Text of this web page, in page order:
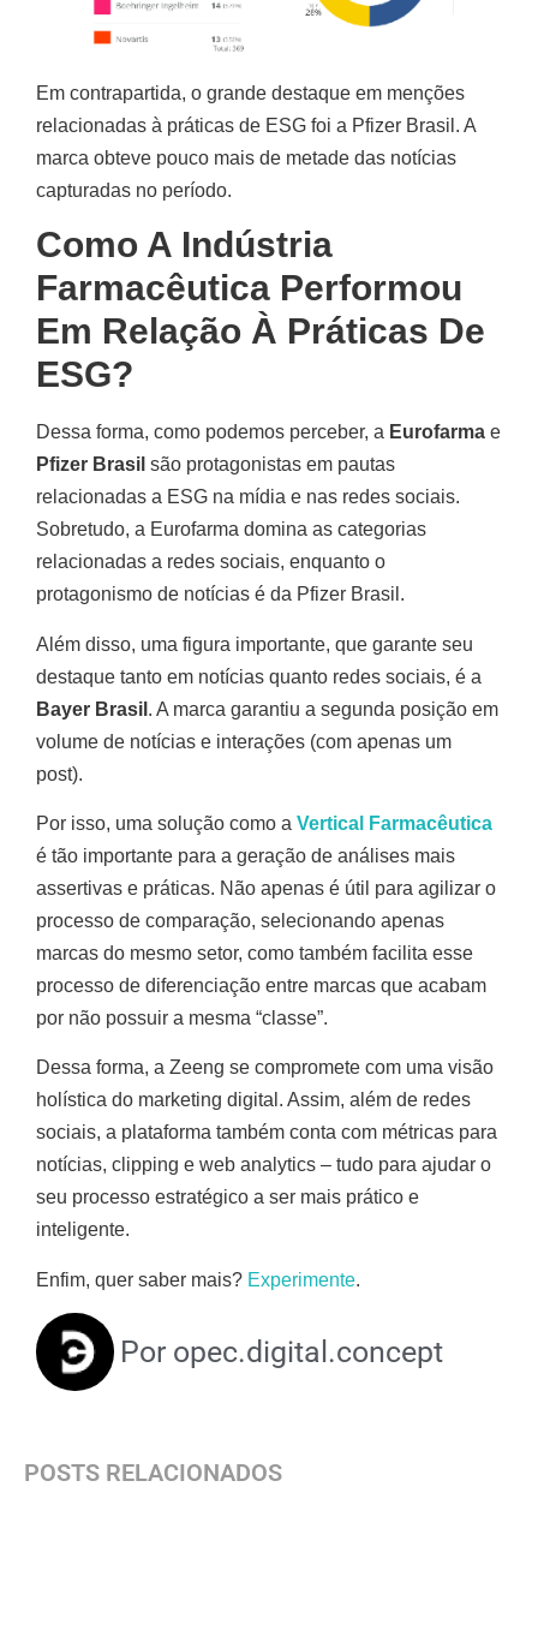
Em contrapartida, o grande destaque em menções
relacionadas à práticas de ESG foi a Pfizer Brasil. A
marca obteve pouco mais de metade das notícias
capturadas no período.
Como A Indústria
Farmacêutica Performou
Em Relação À Práticas De
ESG?
Dessa forma, como podemos perceber, a Eurofarma e
Pfizer Brasil são protagonistas em pautas
relacionadas a ESG na mídia e nas redes sociais.
Sobretudo, a Eurofarma domina as categorias
relacionadas a redes sociais, enquanto o
protagonismo de notícias é da Pfizer Brasil.
Além disso, uma figura importante, que garante seu
destaque tanto em notícias quanto redes sociais, é a
Bayer Brasil . A marca garantiu a segunda posição em
volume de notícias e interações (com apenas um
post).
Por isso, uma solução como a Vertical Farmacêutica
é tão importante para a geração de análises mais
assertivas e práticas. Não apenas é útil para agilizar o
processo de comparação, selecionando apenas
marcas do mesmo setor, como também facilita esse
processo de diferenciação entre marcas que acabam
por não possuir a mesma “classe”.
Dessa forma, a Zeeng se compromete com uma visão
holística do marketing digital. Assim, além de redes
sociais, a plataforma também conta com métricas para
notícias, clipping e web analytics – tudo para ajudar o
seu processo estratégico a ser mais prático e
inteligente.
Enfim, quer saber mais? Experimente.
Por opec.digital.concept
POSTS RELACIONADOS